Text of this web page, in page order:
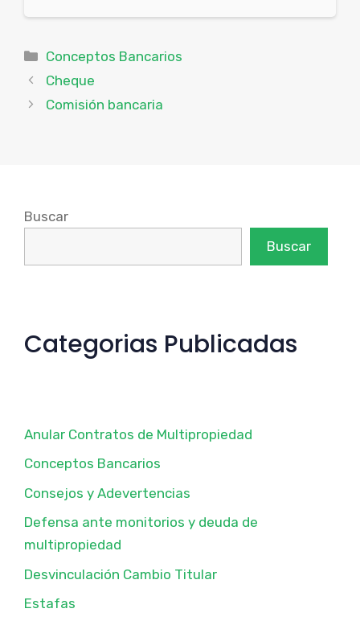
Categorías
Conceptos Bancarios
Cheque
Comisión bancaria
Buscar
Buscar
Categorias Publicadas
Anular Contratos de Multipropiedad
Conceptos Bancarios
Consejos y Adevertencias
Defensa ante monitorios y deuda de
multipropiedad
Desvinculación Cambio Titular
Estafas